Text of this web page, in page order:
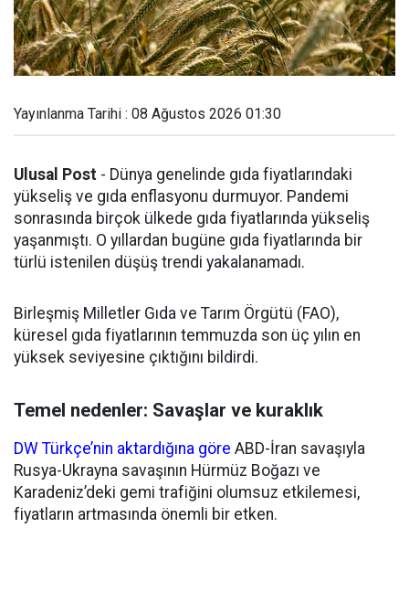
Yayınlanma Tarihi : 08 Ağustos 2026 01:30
Ulusal Post - Dünya genelinde gıda fiyatlarındaki
yükseliş ve gıda enflasyonu durmuyor. Pandemi
sonrasında birçok ülkede gıda fiyatlarında yükseliş
yaşanmıştı. O yıllardan bugüne gıda fiyatlarında bir
türlü istenilen düşüş trendi yakalanamadı.
Birleşmiş Milletler Gıda ve Tarım Örgütü (FAO),
küresel gıda fiyatlarının temmuzda son üç yılın en
yüksek seviyesine çıktığını bildirdi.
Temel nedenler: Savaşlar ve kuraklık
DW Türkçe’nin aktardığına göre ABD-İran savaşıyla
Rusya-Ukrayna savaşının Hürmüz Boğazı ve
Karadeniz’deki gemi trafiğini olumsuz etkilemesi,
fiyatların artmasında önemli bir etken.